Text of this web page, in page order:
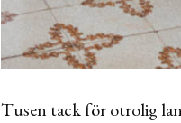
Tusen tack för otrolig